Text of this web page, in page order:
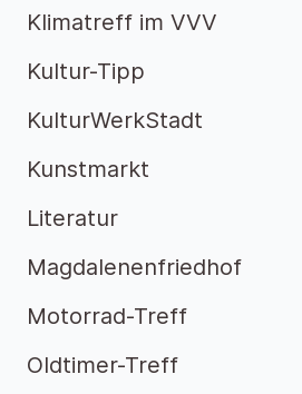
Klimatreff im VVV
Kultur-Tipp
KulturWerkStadt
Kunstmarkt
Literatur
Magdalenenfriedhof
Motorrad-Treff
Oldtimer-Treff